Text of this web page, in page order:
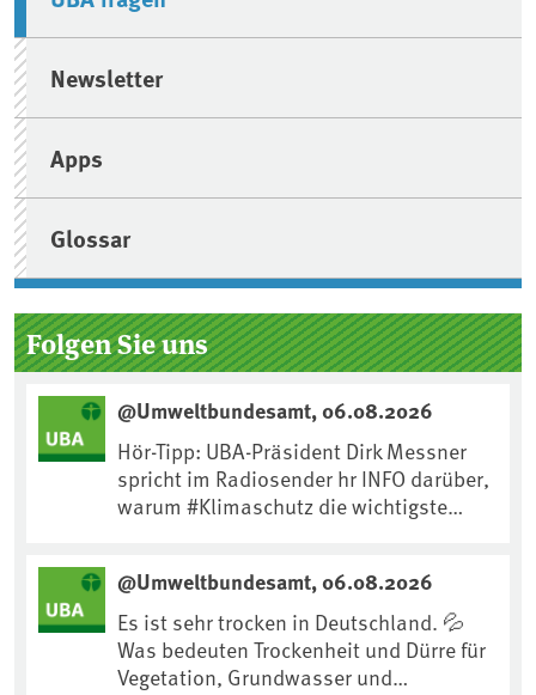
Newsletter
Apps
Glossar
Folgen Sie uns
@Umweltbundesamt, 06.08.2026
Hör-Tipp: UBA-Präsident Dirk Messner
spricht im Radiosender hr INFO darüber,
warum #Klimaschutz die wichtigste
https://www.ardsounds.de/episode/urn
:ard:episode:0e7cf1c4b819c26d/
@Umweltbundesamt, 06.08.2026
Es ist sehr trocken in Deutschland. 💦
Was bedeuten Trockenheit und Dürre für
Vegetation, Grundwasser und